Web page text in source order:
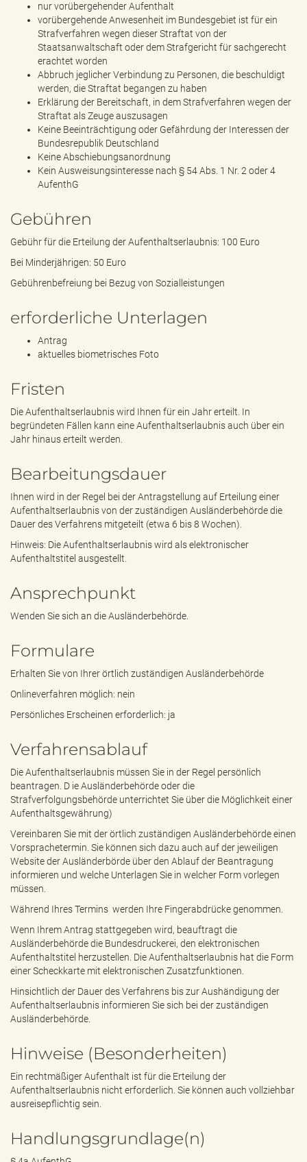
nur vorübergehender Aufenthalt
vorübergehende Anwesenheit im Bundesgebiet ist für ein
Strafverfahren wegen dieser Straftat von der
Staatsanwaltschaft oder dem Strafgericht für sachgerecht
erachtet worden
Abbruch jeglicher Verbindung zu Personen, die beschuldigt
werden, die Straftat begangen zu haben
Erklärung der Bereitschaft, in dem Strafverfahren wegen der
Straftat als Zeuge auszusagen
Keine Beeinträchtigung oder Gefährdung der Interessen der
Bundesrepublik Deutschland
Keine Abschiebungsanordnung
Kein Ausweisungsinteresse nach § 54 Abs. 1 Nr. 2 oder 4
AufenthG
Gebühren
Gebühr für die Erteilung der Aufenthaltserlaubnis: 100 Euro
Bei Minderjährigen: 50 Euro
Gebührenbefreiung bei Bezug von Sozialleistungen
erforderliche Unterlagen
Antrag
aktuelles biometrisches Foto
Fristen
Die Aufenthaltserlaubnis wird Ihnen für ein Jahr erteilt. In
begründeten Fällen kann eine Aufenthaltserlaubnis auch über ein
Jahr hinaus erteilt werden.
Bearbeitungsdauer
Ihnen wird in der Regel bei der Antragstellung auf Erteilung einer
Aufenthaltserlaubnis von der zuständigen Ausländerbehörde die
Dauer des Verfahrens mitgeteilt (etwa 6 bis 8 Wochen).
Hinweis: Die Aufenthaltserlaubnis wird als elektronischer
Aufenthaltstitel ausgestellt.
Ansprechpunkt
Wenden Sie sich an die Ausländerbehörde.
Formulare
Erhalten Sie von Ihrer örtlich zuständigen Ausländerbehörde
Onlineverfahren möglich: nein
Persönliches Erscheinen erforderlich: ja
Verfahrensablauf
Die Aufenthaltserlaubnis müssen Sie in der Regel persönlich
beantragen. D ie Ausländerbehörde oder die
Strafverfolgungsbehörde unterrichtet Sie über die Möglichkeit einer
Aufenthaltsgewährung)
Vereinbaren Sie mit der örtlich zuständigen Ausländerbehörde einen
Vorsprachetermin. Sie können sich dazu auch auf der jeweiligen
Website der Ausländerbörde über den Ablauf der Beantragung
informieren und welche Unterlagen Sie in welcher Form vorlegen
müssen.
Während Ihres Termins werden Ihre Fingerabdrücke genommen.
Wenn Ihrem Antrag stattgegeben wird, beauftragt die
Ausländerbehörde die Bundesdruckerei, den elektronischen
Aufenthaltstitel herzustellen. Die Aufenthaltserlaubnis hat die Form
einer Scheckkarte mit elektronischen Zusatzfunktionen.
Hinsichtlich der Dauer des Verfahrens bis zur Aushändigung der
Aufenthaltserlaubnis informieren Sie sich bei der zuständigen
Ausländerbehörde.
Hinweise (Besonderheiten)
Ein rechtmäßiger Aufenthalt ist für die Erteilung der
Aufenthaltserlaubnis nicht erforderlich. Sie können auch vollziehbar
ausreisepflichtig sein.
Handlungsgrundlage(n)